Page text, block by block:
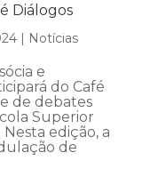
Diálogos
| Notícias
e
do Café
de debates
Superior
edição, a
de